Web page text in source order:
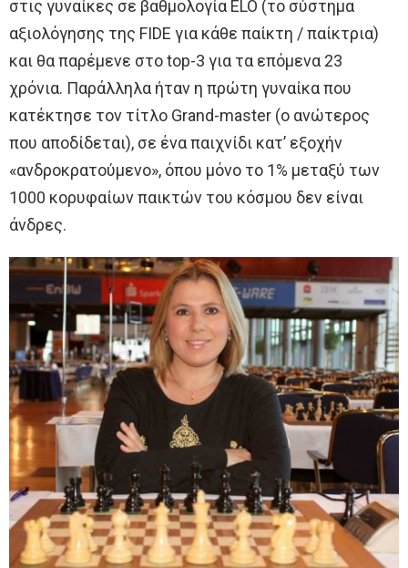
στις γυναίκες σε βαθμολογία ELO (το σύστημα
αξιολόγησης της FIDE για κάθε παίκτη / παίκτρια)
και θα παρέμενε στο top-3 για τα επόμενα 23
χρόνια. Παράλληλα ήταν η πρώτη γυναίκα που
κατέκτησε τον τίτλο Grand-master (ο ανώτερος
που αποδίδεται), σε ένα παιχνίδι κατ’ εξοχήν
«ανδροκρατούμενο», όπου μόνο το 1% μεταξύ των
1000 κορυφαίων παικτών του κόσμου δεν είναι
άνδρες.